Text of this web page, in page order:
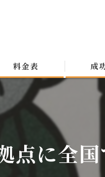
料金表 成
点に全